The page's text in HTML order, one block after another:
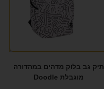
תיק גב בלוק מדהים במהדורה
מוגבלת Doodle